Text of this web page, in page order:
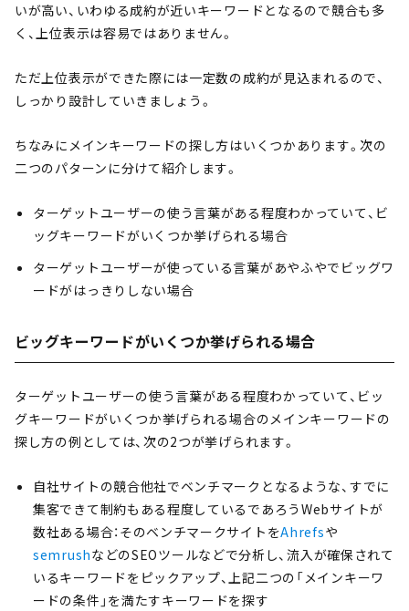
いが高い、いわゆる成約が近いキーワードとなるので競合も多
く、上位表示は容易ではありません。
ただ上位表示ができた際には一定数の成約が見込まれるので、
しっかり設計していきましょう。
ちなみにメインキーワードの探し方はいくつかあります。次の
二つのパターンに分けて紹介します。
ターゲットユーザーの使う言葉がある程度わかっていて、ビ
ッグキーワードがいくつか挙げられる場合
ターゲットユーザーが使っている言葉があやふやでビッグワ
ードがはっきりしない場合
ビッグキーワードがいくつか挙げられる場合
ターゲットユーザーの使う言葉がある程度わかっていて、ビッ
グキーワードがいくつか挙げられる場合のメインキーワードの
探し方の例としては、次の2つが挙げられます。
自社サイトの競合他社でベンチマークとなるような、すでに
集客できて制約もある程度しているであろうWebサイトが
数社ある場合：そのベンチマークサイトをAhrefsや
semrushなどのSEOツールなどで分析し、流入が確保されて
いるキーワードをピックアップ、上記二つの「メインキーワ
ードの条件」を満たすキーワードを探す